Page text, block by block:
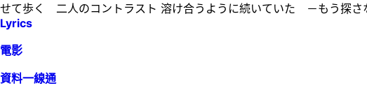
せて歩く 二人のコントラスト 溶け合うように続いていた －もう
Lyrics
電影
資料一線通